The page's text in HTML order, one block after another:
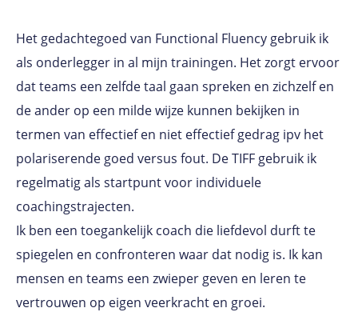
Het gedachtegoed van Functional Fluency gebruik ik
als onderlegger in al mijn trainingen. Het zorgt ervoor
dat teams een zelfde taal gaan spreken en zichzelf en
de ander op een milde wijze kunnen bekijken in
termen van effectief en niet effectief gedrag ipv het
polariserende goed versus fout. De TIFF gebruik ik
regelmatig als startpunt voor individuele
coachingstrajecten.
Ik ben een toegankelijk coach die liefdevol durft te
spiegelen en confronteren waar dat nodig is. Ik kan
mensen en teams een zwieper geven en leren te
vertrouwen op eigen veerkracht en groei.